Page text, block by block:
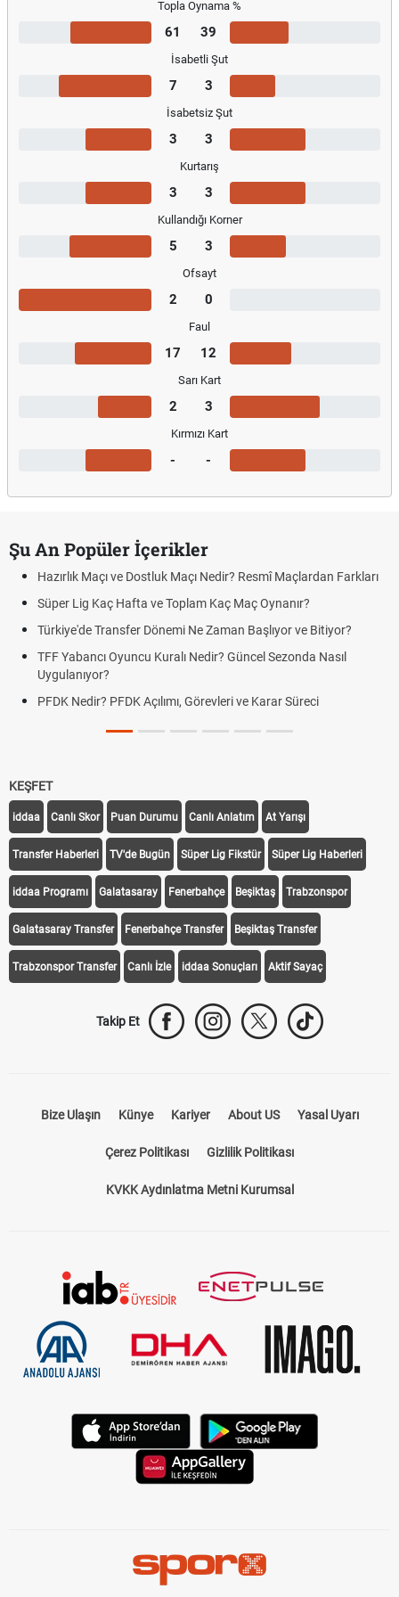
Topla Oynama %
61 39
İsabetli Şut
7 3
İsabetsiz Şut
3 3
Kurtarış
3 3
Kullandığı Korner
5 3
Ofsayt
2 0
Faul
17 12
Sarı Kart
2 3
Kırmızı Kart
- -
Şu An Popüler İçerikler
Hazırlık Maçı ve Dostluk Maçı Nedir? Resmî Maçlardan Farkları
Süper Lig Kaç Hafta ve Toplam Kaç Maç Oynanır?
Türkiye'de Transfer Dönemi Ne Zaman Başlıyor ve Bitiyor?
TFF Yabancı Oyuncu Kuralı Nedir? Güncel Sezonda Nasıl
Uygulanıyor?
PFDK Nedir? PFDK Açılımı, Görevleri ve Karar Süreci
KEŞFET
iddaa Canlı Skor Puan Durumu Canlı Anlatım At Yarışı
Transfer Haberleri TV'de Bugün Süper Lig Fikstür Süper Lig Haberleri
iddaa Programı Galatasaray Fenerbahçe Beşiktaş Trabzonspor
Galatasaray Transfer Fenerbahçe Transfer Beşiktaş Transfer
Trabzonspor Transfer Canlı İzle iddaa Sonuçları Aktif Sayaç
Takip Et
Bize Ulaşın Künye Kariyer About US Yasal Uyarı
Çerez Politikası Gizlilik Politikası
KVKK Aydınlatma Metni Kurumsal